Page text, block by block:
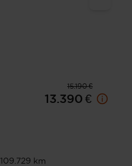
15.190 €
13.390 €
109.729 km